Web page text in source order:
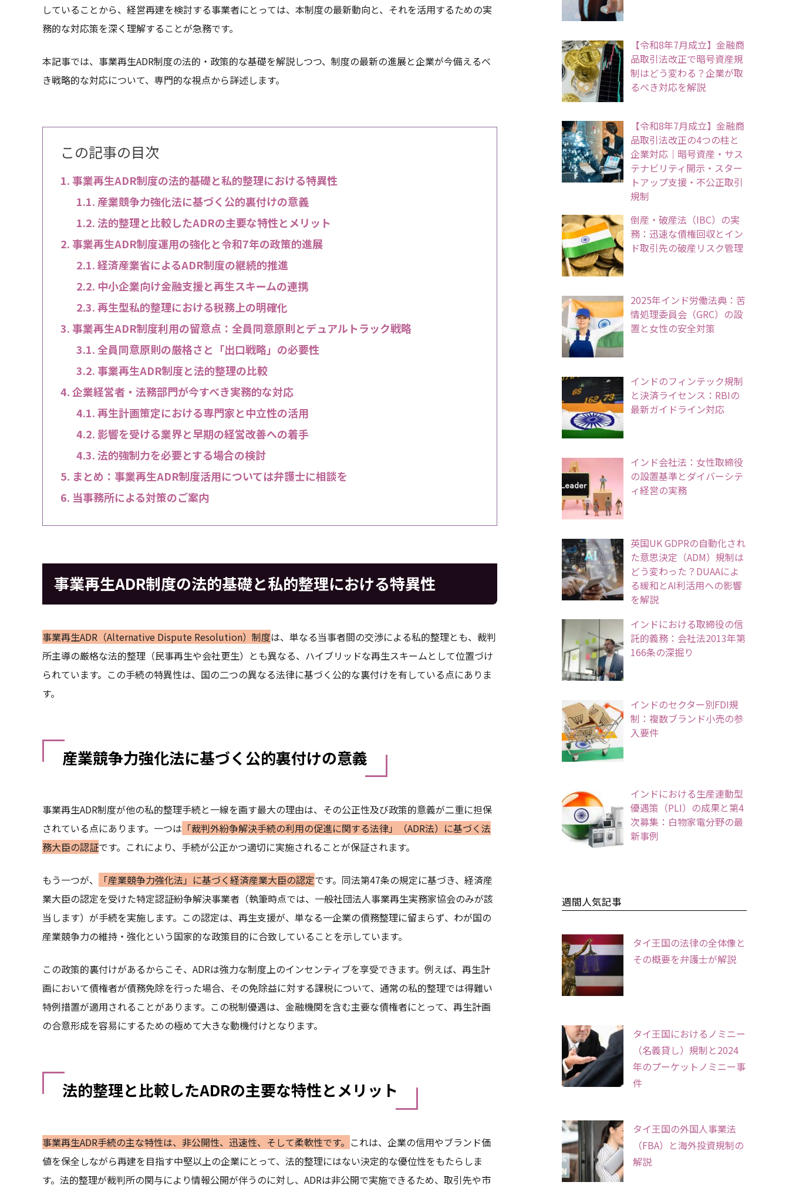
していることから、経営再建を検討する事業者にとっては、本制度の最新動向と、それを活用するための実
務的な対応策を深く理解することが急務です。
本記事では、事業再生ADR制度の法的・政策的な基礎を解説しつつ、制度の最新の進展と企業が今備えるべ
き戦略的な対応について、専門的な視点から詳述します。
この記事の目次
事業再生ADR制度の法的基礎と私的整理における特異性
産業競争力強化法に基づく公的裏付けの意義
法的整理と比較したADRの主要な特性とメリット
事業再生ADR制度運用の強化と令和7年の政策的進展
経済産業省によるADR制度の継続的推進
中小企業向け金融支援と再生スキームの連携
再生型私的整理における税務上の明確化
事業再生ADR制度利用の留意点：全員同意原則とデュアルトラック戦略
全員同意原則の厳格さと「出口戦略」の必要性
事業再生ADR制度と法的整理の比較
企業経営者・法務部門が今すべき実務的な対応
再生計画策定における専門家と中立性の活用
影響を受ける業界と早期の経営改善への着手
法的強制力を必要とする場合の検討
まとめ：事業再生ADR制度活用については弁護士に相談を
当事務所による対策のご案内
事業再生ADR制度の法的基礎と私的整理における特異性
事業再生ADR（Alternative Dispute Resolution）制度は、単なる当事者間の交渉による私的整理とも、裁判
所主導の厳格な法的整理（民事再生や会社更生）とも異なる、ハイブリッドな再生スキームとして位置づけ
られています。この手続の特異性は、国の二つの異なる法律に基づく公的な裏付けを有している点にありま
す。
産業競争力強化法に基づく公的裏付けの意義
事業再生ADR制度が他の私的整理手続と一線を画す最大の理由は、その公正性及び政策的意義が二重に担保
されている点にあります。一つは 「裁判外紛争解決手続の利用の促進に関する法律」（ADR法）に基づく法
務大臣の認証です。これにより、手続が公正かつ適切に実施されることが保証されます。
もう一つが、 「産業競争力強化法」に基づく経済産業大臣の認定です。同法第47条の規定に基づき、経済産
業大臣の認定を受けた特定認証紛争解決事業者（執筆時点では、一般社団法人事業再生実務家協会のみが該
当します）が手続を実施します。この認定は、再生支援が、単なる一企業の債務整理に留まらず、わが国の
産業競争力の維持・強化という国家的な政策目的に合致していることを示しています。
この政策的裏付けがあるからこそ、ADRは強力な制度上のインセンティブを享受できます。例えば、再生計
画において債権者が債務免除を行った場合、その免除益に対する課税について、通常の私的整理では得難い
特例措置が適用されることがあります。この税制優遇は、金融機関を含む主要な債権者にとって、再生計画
の合意形成を容易にするための極めて大きな動機付けとなります。
法的整理と比較したADRの主要な特性とメリット
事業再生ADR手続の主な特性は、非公開性、迅速性、そして柔軟性です。 これは、企業の信用やブランド価
値を保全しながら再建を目指す中堅以上の企業にとって、法的整理にはない決定的な優位性をもたらしま
す。法的整理が裁判所の関与により情報公開が伴うのに対し、ADRは非公開で実施できるため、取引先や市
【令和8年7月成立】金融商
品取引法改正で暗号資産規
制はどう変わる？企業が取
るべき対応を解説
【令和8年7月成立】金融商
品取引法改正の4つの柱と
企業対応｜暗号資産・サス
テナビリティ開示・スター
トアップ支援・不公正取引
規制
倒産・破産法（IBC）の実
務：迅速な債権回収とイン
ド取引先の破産リスク管理
2025年インド労働法典：苦
情処理委員会（GRC）の設
置と女性の安全対策
インドのフィンテック規制
と決済ライセンス：RBIの
最新ガイドライン対応
インド会社法：女性取締役
の設置基準とダイバーシテ
ィ経営の実務
英国UK GDPRの自動化され
た意思決定（ADM）規制は
どう変わった？DUAAによ
る緩和とAI利活用への影響
を解説
インドにおける取締役の信
託的義務：会社法2013年第
166条の深掘り
インドのセクター別FDI規
制：複数ブランド小売の参
入要件
インドにおける生産連動型
優遇策（PLI）の成果と第4
次募集：白物家電分野の最
新事例
週間人気記事
タイ王国の法律の全体像と
その概要を弁護士が解説
タイ王国におけるノミニー
（名義貸し）規制と2024
年のプーケットノミニー事
件
タイ王国の外国人事業法
（FBA）と海外投資規制の
解説